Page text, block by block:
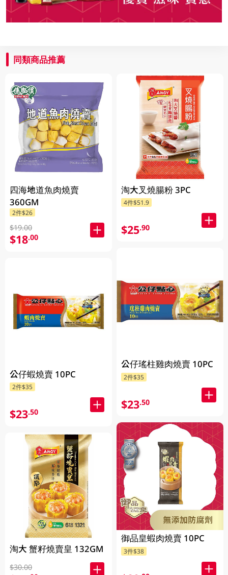
同類商品推薦
四海地道魚肉燒賣
360GM
2件$26
$19.00
$18.00
公仔蝦燒賣 10PC
2件$35
$23.50
淘大 蟹籽燒賣皇 132GM
$30.00
淘大叉燒腸粉 3PC
4件$51.9
$25.90
公仔瑤柱雞肉燒賣 10PC
2件$35
$23.50
御品皇蝦肉燒賣 10PC
3件$38